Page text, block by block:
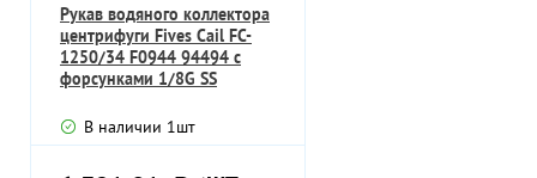
Рукав водяного коллектора
центрифуги Fives Cail FC-
1250/34 F0944 94494 с
форсунками 1/8G SS
В наличии 1шт